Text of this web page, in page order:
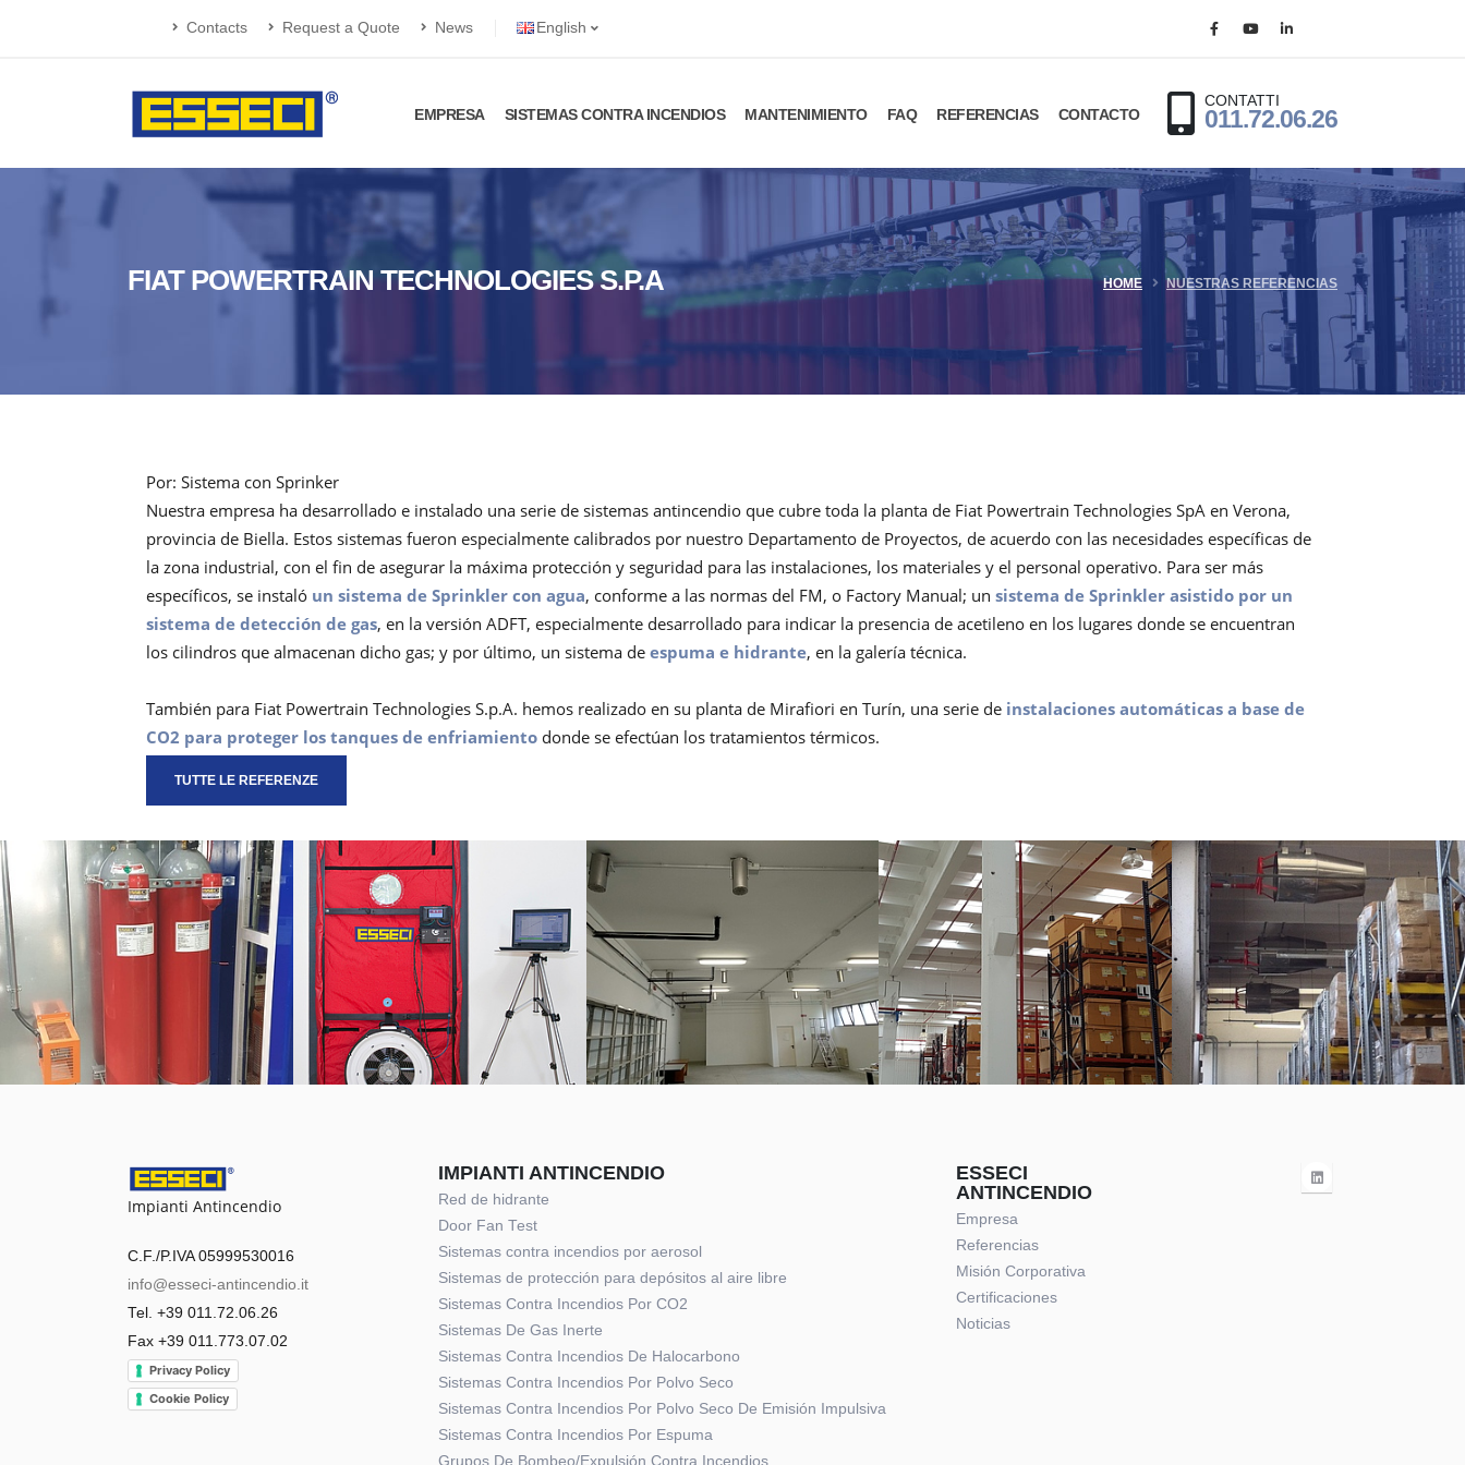
Contacts Request a Quote News English
EMPRESA SISTEMAS CONTRA INCENDIOS MANTENIMIENTO FAQ REFERENCIAS CONTACTO
CONTATTI
011.72.06.26
FIAT POWERTRAIN TECHNOLOGIES S.P.A HOME NUESTRAS REFERENCIAS
Por: Sistema con Sprinker
Nuestra empresa ha desarrollado e instalado una serie de sistemas antincendio que cubre toda la planta de Fiat Powertrain Technologies SpA en Verona,
provincia de Biella. Estos sistemas fueron especialmente calibrados por nuestro Departamento de Proyectos, de acuerdo con las necesidades específicas de
la zona industrial, con el fin de asegurar la máxima protección y seguridad para las instalaciones, los materiales y el personal operativo. Para ser más
específicos, se instaló un sistema de Sprinkler con agua, conforme a las normas del FM, o Factory Manual; un sistema de Sprinkler asistido por un
sistema de detección de gas, en la versión ADFT, especialmente desarrollado para indicar la presencia de acetileno en los lugares donde se encuentran
los cilindros que almacenan dicho gas; y por último, un sistema de espuma e hidrante, en la galería técnica.
También para Fiat Powertrain Technologies S.p.A. hemos realizado en su planta de Mirafiori en Turín, una serie de instalaciones automáticas a base de
CO2 para proteger los tanques de enfriamiento donde se efectúan los tratamientos térmicos.
TUTTE LE REFERENZE
Impianti Antincendio
C.F./P.IVA 05999530016
info@esseci-antincendio.it
Tel. +39 011.72.06.26
Fax +39 011.773.07.02
Privacy Policy
Cookie Policy
IMPIANTI ANTINCENDIO
Red de hidrante
Door Fan Test
Sistemas contra incendios por aerosol
Sistemas de protección para depósitos al aire libre
Sistemas Contra Incendios Por CO2
Sistemas De Gas Inerte
Sistemas Contra Incendios De Halocarbono
Sistemas Contra Incendios Por Polvo Seco
Sistemas Contra Incendios Por Polvo Seco De Emisión Impulsiva
Sistemas Contra Incendios Por Espuma
Grupos De Bombeo/Expulsión Contra Incendios
ESSECI
ANTINCENDIO
Empresa
Referencias
Misión Corporativa
Certificaciones
Noticias